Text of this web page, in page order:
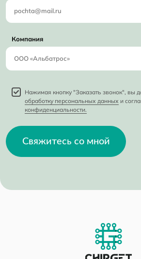
Компания
Нажимая кнопку "Заказать звонок", вы
обработку персональных данных и
конфиденциальности.
Свяжитесь со мной